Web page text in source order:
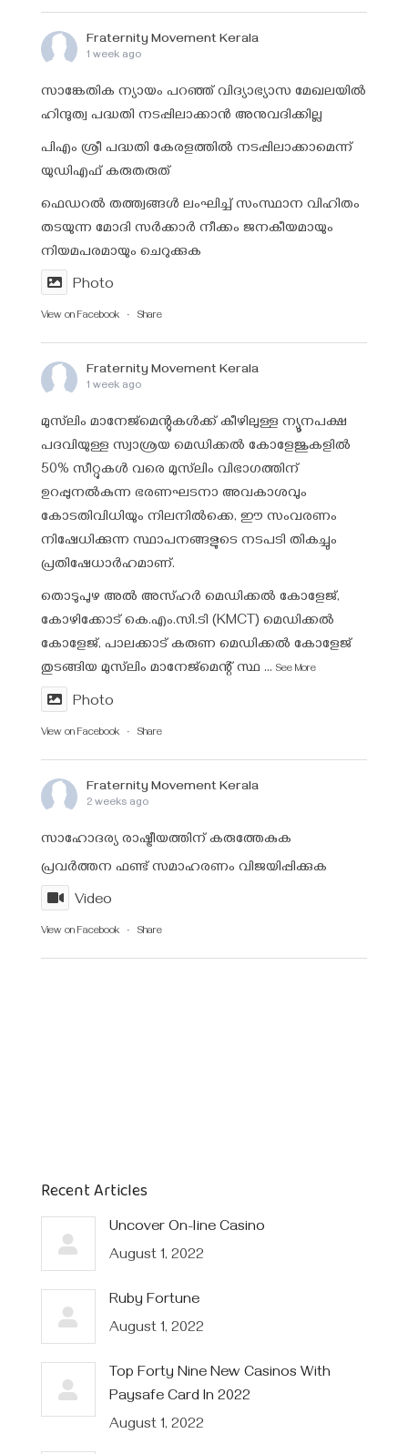
Fraternity Movement Kerala
1 week ago
സാങ്കേതിക ന്യായം പറഞ്ഞ് വിദ്യാഭ്യാസ മേഖലയിൽ
ഹിന്ദുത്വ പദ്ധതി നടപ്പിലാക്കാൻ അനുവദിക്കില്ല
പിഎം ശ്രീ പദ്ധതി കേരളത്തിൽ നടപ്പിലാക്കാമെന്ന്
യുഡിഎഫ് കരുതരുത്
ഫെഡറൽ തത്ത്വങ്ങൾ ലംഘിച്ച് സംസ്ഥാന വിഹിതം
തടയുന്ന മോദി സർക്കാർ നീക്കം ജനകീയമായും
നിയമപരമായും ചെറുക്കുക
Photo
View on Facebook · Share
Fraternity Movement Kerala
1 week ago
മുസ്‌ലിം മാനേജ്‌മെന്റുകൾക്ക് കീഴിലുള്ള ന്യൂനപക്ഷ
പദവിയുള്ള സ്വാശ്രയ മെഡിക്കൽ കോളേജുകളിൽ
50% സീറ്റുകൾ വരെ മുസ്‌ലിം വിഭാഗത്തിന്
ഉറപ്പുനൽകുന്ന ഭരണഘടനാ അവകാശവും
കോടതിവിധിയും നിലനിൽക്കെ, ഈ സംവരണം
നിഷേധിക്കുന്ന സ്ഥാപനങ്ങളുടെ നടപടി തികച്ചും
പ്രതിഷേധാർഹമാണ്.
തൊടുപുഴ അൽ അസ്ഹർ മെഡിക്കൽ കോളേജ്,
കോഴിക്കോട് കെ.എം.സി.ടി (KMCT) മെഡിക്കൽ
കോളേജ്, പാലക്കാട് കരുണ മെഡിക്കൽ കോളേജ്
തുടങ്ങിയ മുസ്‌ലിം മാനേജ്‌മെന്റ് സ്ഥ ... See More
Photo
View on Facebook · Share
Fraternity Movement Kerala
2 weeks ago
സാഹോദര്യ രാഷ്ട്രീയത്തിന് കരുത്തേകുക
പ്രവർത്തന ഫണ്ട്‌ സമാഹരണം വിജയിപ്പിക്കുക
Video
View on Facebook · Share
Recent Articles
Uncover On-line Casino
August 1, 2022
Ruby Fortune
August 1, 2022
Top Forty Nine New Casinos With
Paysafe Card In 2022
August 1, 2022